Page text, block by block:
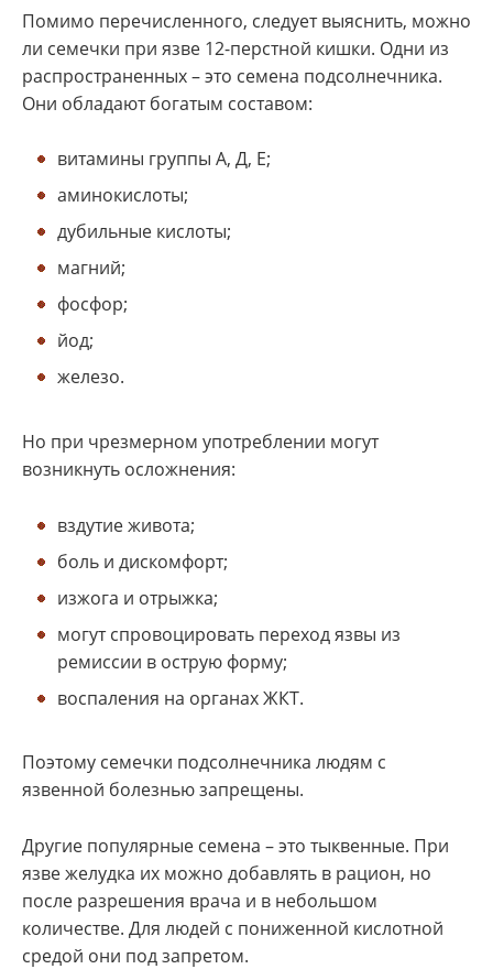
Помимо перечисленного, следует выяснить, можно
ли семечки при язве 12-перстной кишки. Одни из
распространенных – это семена подсолнечника.
Они обладают богатым составом:
витамины группы А, Д, Е;
аминокислоты;
дубильные кислоты;
магний;
фосфор;
йод;
железо.
Но при чрезмерном употреблении могут
возникнуть осложнения:
вздутие живота;
боль и дискомфорт;
изжога и отрыжка;
могут спровоцировать переход язвы из
ремиссии в острую форму;
воспаления на органах ЖКТ.
Поэтому семечки подсолнечника людям с
язвенной болезнью запрещены.
Другие популярные семена – это тыквенные. При
язве желудка их можно добавлять в рацион, но
после разрешения врача и в небольшом
количестве. Для людей с пониженной кислотной
средой они под запретом.